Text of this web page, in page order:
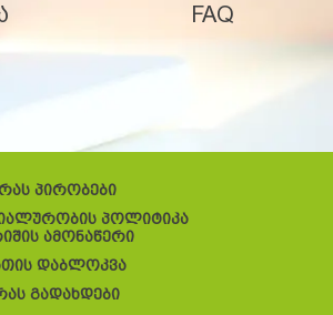
FAQ
პირობები
პოლიტიკა
ამონაწერი
დაბლოკვა
გადახდები